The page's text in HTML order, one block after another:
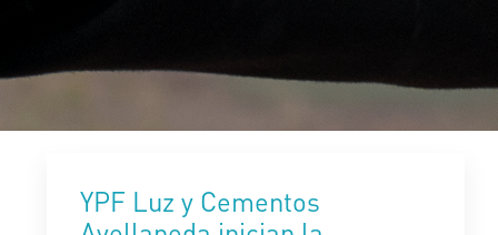
YPF Luz y Cementos